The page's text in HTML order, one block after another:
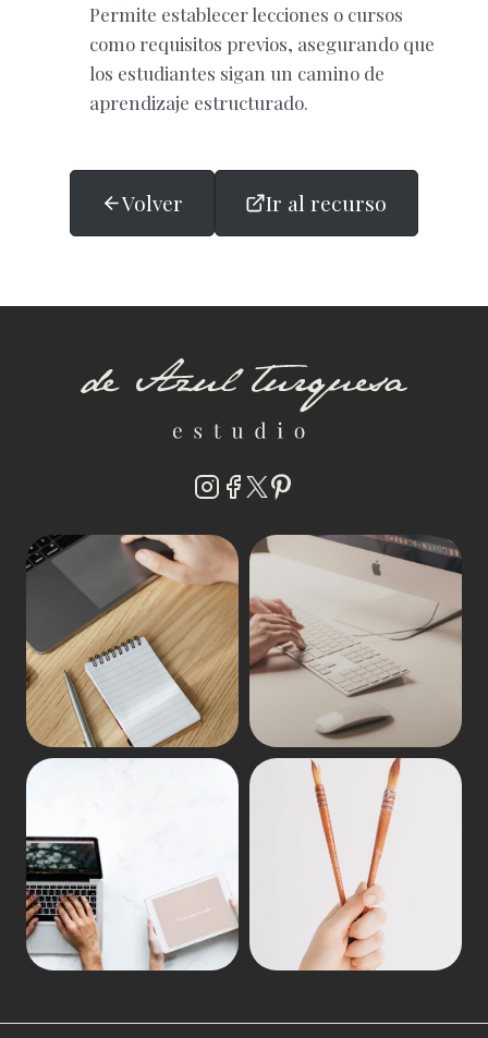
Permite establecer lecciones o cursos
como requisitos previos, asegurando que
los estudiantes sigan un camino de
aprendizaje estructurado.
Volver Ir al recurso